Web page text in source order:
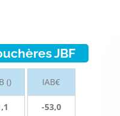
JBF
() IAB€
-53,0